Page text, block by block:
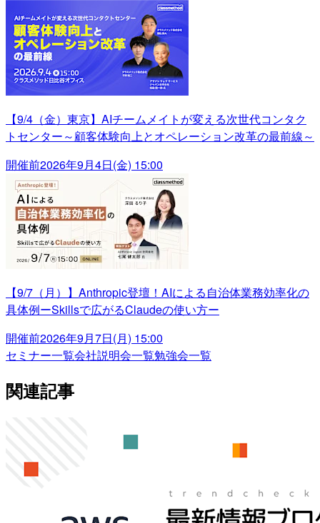
【9/4（金）東京】AIチームメイトが変える次世代コンタク
トセンター～顧客体験向上とオペレーション改革の最前線～
開催前2026年9月4日(金) 15:00
【9/7（月）】Anthropic登壇！AIによる自治体業務効率化の
具体例ーSkillsで広がるClaudeの使い方ー
開催前2026年9月7日(月) 15:00
セミナー一覧会社説明会一覧勉強会一覧
関連記事